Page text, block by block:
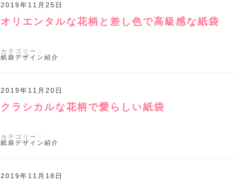
オリエンタルな花柄と差し色で高級感な紙袋
2019年11月25日
カテゴリー：
紙袋デザイン紹介
クラシカルな花柄で愛らしい紙袋
2019年11月20日
カテゴリー：
紙袋デザイン紹介
2019年11月18日